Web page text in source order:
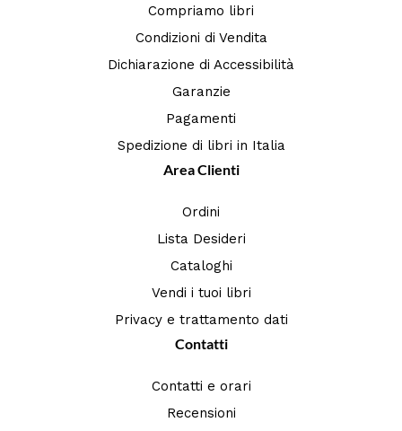
Compriamo libri
Condizioni di Vendita
Dichiarazione di Accessibilità
Garanzie
Pagamenti
Spedizione di libri in Italia
Area Clienti
Ordini
Lista Desideri
Cataloghi
Vendi i tuoi libri
Privacy e trattamento dati
Contatti
Contatti e orari
Recensioni